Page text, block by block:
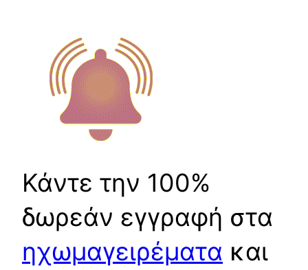
Κάντε την 100%
δωρεάν εγγραφή στα
ηχωμαγειρέματα και